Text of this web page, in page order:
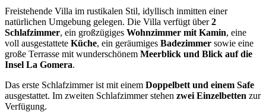
Freistehende Villa im rustikalen Stil, idyllisch inmitten einer
natürlichen Umgebung gelegen. Die Villa verfügt über2
Schlafzimmer, ein großzügiges Wohnzimmer mit Kamin, eine
voll ausgestattete Küche, ein geräumiges Badezimmer sowie eine
große Terrasse mit wunderschönem Meerblick und Blick auf die
Insel La Gomera.
Das erste Schlafzimmer ist mit einem Doppelbett und einem Safe
ausgestattet. Im zweiten Schlafzimmer stehen zwei Einzelbetten zur
Verfügung.